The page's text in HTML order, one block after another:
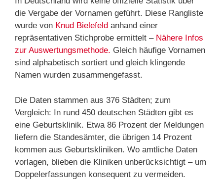
die Vergabe der Vornamen geführt. Diese Rangliste
wurde von Knud Bielefeld anhand einer
repräsentativen Stichprobe ermittelt – Nähere Infos
zur Auswertungsmethode. Gleich häufige Vornamen
sind alphabetisch sortiert und gleich klingende
Namen wurden zusammengefasst.
Die Daten stammen aus 376 Städten; zum
Vergleich: In rund 450 deutschen Städten gibt es
eine Geburtsklinik. Etwa 86 Prozent der Meldungen
liefern die Standesämter, die übrigen 14 Prozent
kommen aus Geburtskliniken. Wo amtliche Daten
vorlagen, blieben die Kliniken unberücksichtigt – um
Doppelerfassungen konsequent zu vermeiden.